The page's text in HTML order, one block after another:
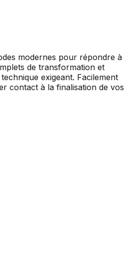
modernes pour répondre à
de transformation et
exigeant. Facilement
contact à la finalisation de vos